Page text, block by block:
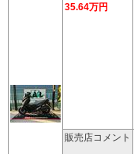
35.64万円
販売店コメント